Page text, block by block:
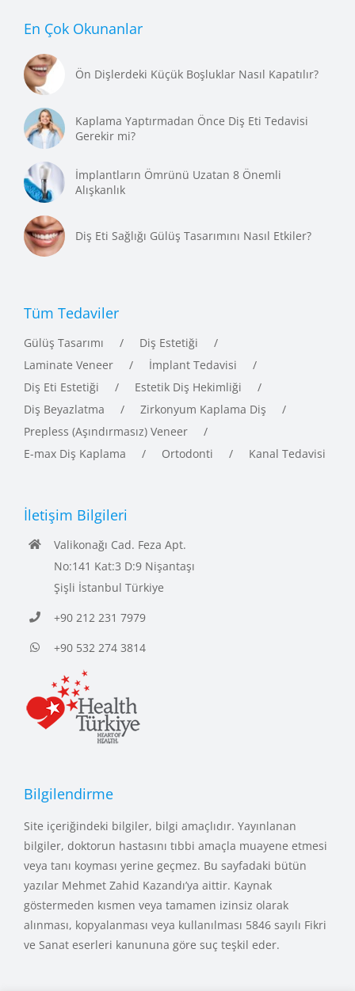
En Çok Okunanlar
Ön Dişlerdeki Küçük Boşluklar Nasıl Kapatılır?
Kaplama Yaptırmadan Önce Diş Eti Tedavisi
Gerekir mi?
İmplantların Ömrünü Uzatan 8 Önemli
Alışkanlık
Diş Eti Sağlığı Gülüş Tasarımını Nasıl Etkiler?
Tüm Tedaviler
Gülüş Tasarımı
Diş Estetiği
Laminate Veneer
İmplant Tedavisi
Diş Eti Estetiği
Estetik Diş Hekimliği
Diş Beyazlatma
Zirkonyum Kaplama Diş
Prepless (Aşındırmasız) Veneer
E-max Diş Kaplama
Ortodonti Kanal Tedavisi
İletişim Bilgileri
Valikonağı Cad. Feza Apt.
No:141 Kat:3 D:9 Nişantaşı
Şişli İstanbul Türkiye
+90 212 231 7979
+90 532 274 3814
Bilgilendirme
Site içeriğindeki bilgiler, bilgi amaçlıdır. Yayınlanan
bilgiler, doktorun hastasını tıbbi amaçla muayene etmesi
veya tanı koyması yerine geçmez. Bu sayfadaki bütün
yazılar Mehmet Zahid Kazandı’ya aittir. Kaynak
göstermeden kısmen veya tamamen izinsiz olarak
alınması, kopyalanması veya kullanılması 5846 sayılı Fikri
ve Sanat eserleri kanununa göre suç teşkil eder.